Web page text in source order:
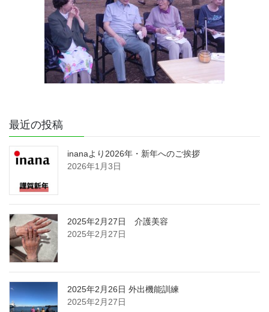
最近の投稿
inanaより2026年・新年へのご挨拶
2026年1月3日
2025年2月27日 介護美容
2025年2月27日
2025年2月26日 外出機能訓練
2025年2月27日